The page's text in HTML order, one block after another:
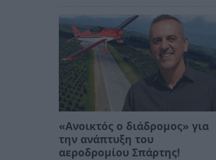
«Ανοικτός ο διάδρομος» για
την ανάπτυξη του
αεροδρομίου Σπάρτης!